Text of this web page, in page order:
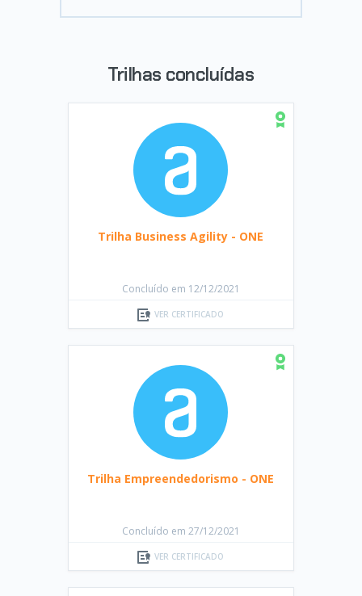
Trilhas concluídas
Trilha Business Agility - ONE
Concluído em 12/12/2021
VER CERTIFICADO
Trilha Empreendedorismo - ONE
Concluído em 27/12/2021
VER CERTIFICADO